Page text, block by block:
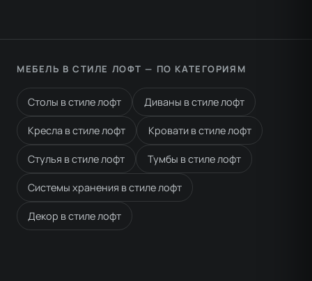
МЕБЕЛЬ В СТИЛЕ ЛОФТ — ПО КАТЕГОРИЯМ
Столы в стиле лофт Диваны в стиле лофт
Кресла в стиле лофт Кровати в стиле лофт
Стулья в стиле лофт Тумбы в стиле лофт
Системы хранения в стиле лофт
Декор в стиле лофт